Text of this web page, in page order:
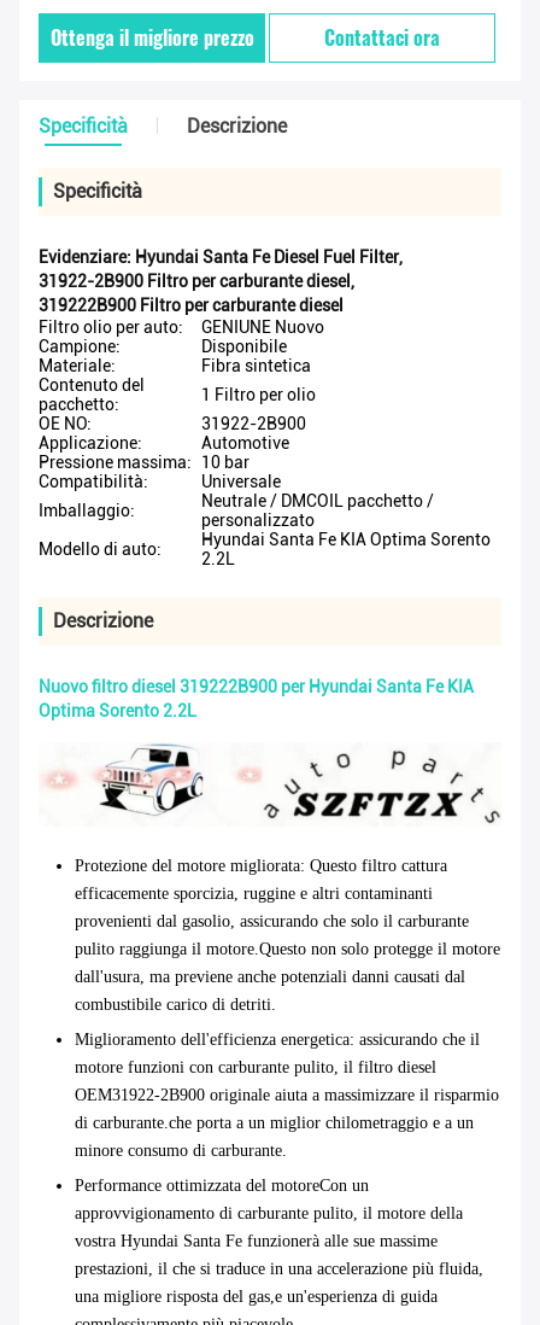
Ottenga il migliore prezzo Contattaci ora
Specificità Descrizione
Specificità
Evidenziare: Hyundai Santa Fe Diesel Fuel Filter,
31922-2B900 Filtro per carburante diesel,
319222B900 Filtro per carburante diesel
Filtro olio per auto:
GENIUNE Nuovo
Campione:
Disponibile
Materiale:
Fibra sintetica
Contenuto del
pacchetto:
1 Filtro per olio
OE NO:
31922-2B900
Applicazione:
Automotive
Pressione massima:
10 bar
Compatibilità:
Universale
Imballaggio:
Neutrale / DMCOIL pacchetto /
personalizzato
Modello di auto:
Hyundai Santa Fe KIA Optima Sorento
2.2L
Descrizione
Nuovo filtro diesel 319222B900 per Hyundai Santa Fe KIA
Optima Sorento 2.2L
Protezione del motore migliorata: Questo filtro cattura
efficacemente sporcizia, ruggine e altri contaminanti
provenienti dal gasolio, assicurando che solo il carburante
pulito raggiunga il motore.Questo non solo protegge il motore
dall'usura, ma previene anche potenziali danni causati dal
combustibile carico di detriti.
Miglioramento dell'efficienza energetica: assicurando che il
motore funzioni con carburante pulito, il filtro diesel
OEM31922-2B900 originale aiuta a massimizzare il risparmio
di carburante.che porta a un miglior chilometraggio e a un
minore consumo di carburante.
Performance ottimizzata del motoreCon un
approvvigionamento di carburante pulito, il motore della
vostra Hyundai Santa Fe funzionerà alle sue massime
prestazioni, il che si traduce in una accelerazione più fluida,
una migliore risposta del gas,e un'esperienza di guida